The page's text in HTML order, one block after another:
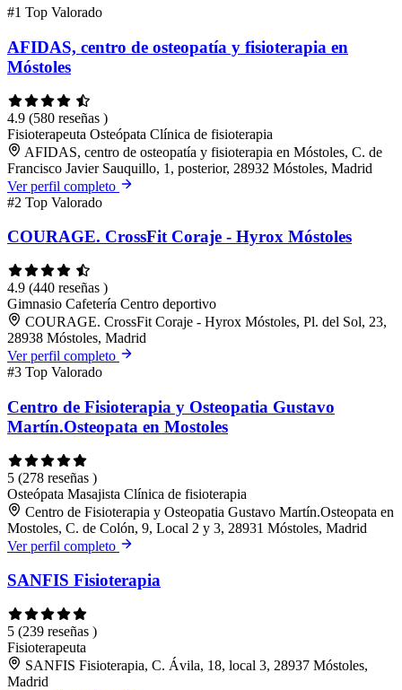
#1 Top Valorado
AFIDAS, centro de osteopatía y fisioterapia en
Móstoles
4.9 (580 reseñas )
Fisioterapeuta Osteópata Clínica de fisioterapia
AFIDAS, centro de osteopatía y fisioterapia en Móstoles, C. de
Francisco Javier Sauquillo, 1, posterior, 28932 Móstoles, Madrid
Ver perfil completo
#2 Top Valorado
COURAGE. CrossFit Coraje - Hyrox Móstoles
4.9 (440 reseñas )
Gimnasio Cafetería Centro deportivo
COURAGE. CrossFit Coraje - Hyrox Móstoles, Pl. del Sol, 23,
28938 Móstoles, Madrid
Ver perfil completo
#3 Top Valorado
Centro de Fisioterapia y Osteopatia Gustavo
Martín.Osteopata en Mostoles
5 (278 reseñas )
Osteópata Masajista Clínica de fisioterapia
Centro de Fisioterapia y Osteopatia Gustavo Martín.Osteopata en
Mostoles, C. de Colón, 9, Local 2 y 3, 28931 Móstoles, Madrid
Ver perfil completo
SANFIS Fisioterapia
5 (239 reseñas )
Fisioterapeuta
SANFIS Fisioterapia, C. Ávila, 18, local 3, 28937 Móstoles,
Madrid